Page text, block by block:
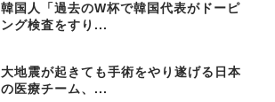
韓国人「過去のW杯で韓国代表がドーピ
ング検査をすり...
大地震が起きても手術をやり遂げる日本
の医療チーム、...